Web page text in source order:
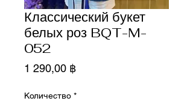
Классический букет
белых роз BQT-M-
052
1 290,00 ฿Цена
Количество *